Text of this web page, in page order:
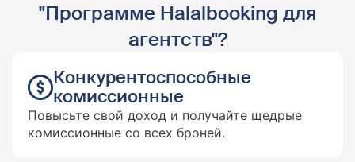
"Программе Halalbooking для
агентств"?
Конкурентоспособные
комиссионные
Повысьте свой доход и получайте щедрые
комиссионные со всех броней.